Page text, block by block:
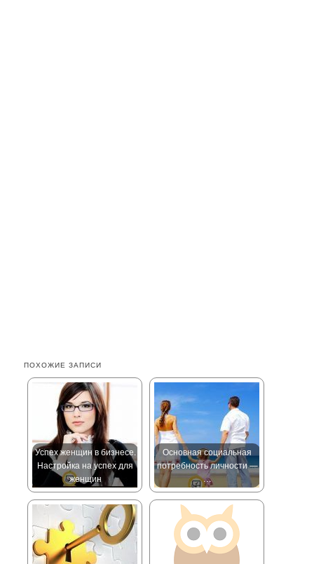
ПОХОЖИЕ ЗАПИСИ
Успех женщин в бизнесе.
Настройка на успех для
женщин
Основная социальная
потребность личности —
…